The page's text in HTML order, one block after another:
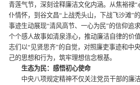
青莲气节，深刻诠释廉洁文化内涵。从焦裕禄
仆情怀，到谷文昌“上战秃头山，下战飞沙滩”
事迹生动展现“清风高节、一心为民”的信仰追
个个感人故事如清泉涤心，推动廉洁自律的价
志们以“见贤思齐”的自觉，对照廉吏事迹和中
己的思想和行为，筑牢理想信念根基。
生态为民：感悟初心使命
中央八项规定精神不仅关注党员干部的廉